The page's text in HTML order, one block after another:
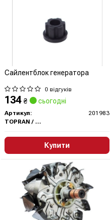
Сайлентблок генератора
0 відгуків
134 ₴ сьогодні
Артикул:
201983
TOPRAN / HANS PRIES
Купити